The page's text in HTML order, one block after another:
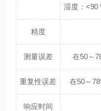
湿度：<90
精度
测量误差 在50～
重复性误差 在50～
响应时间